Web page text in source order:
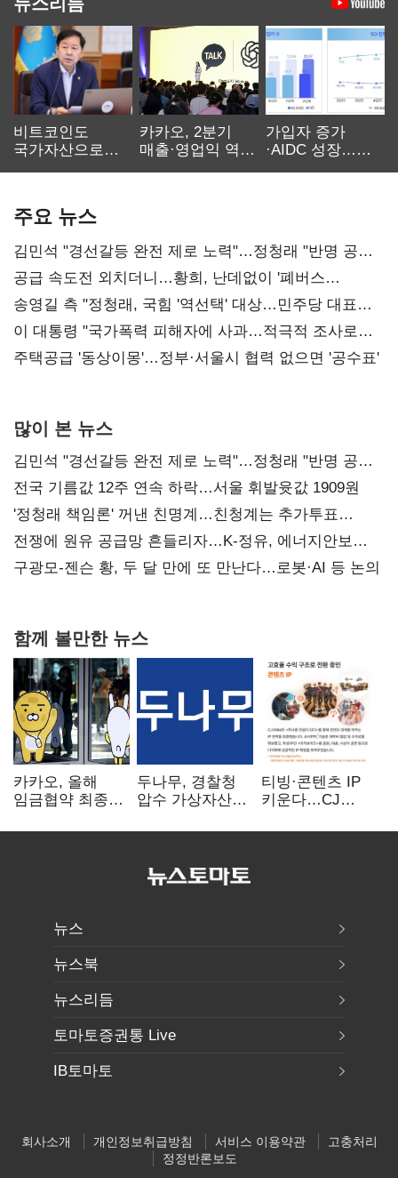
비트코인도
국가자산으로…'
카카오, 2분기
매출·영업익 역대
가입자 증가
·AIDC 성장…
주요 뉴스
김민석 "경선갈등 완전 제로 노력"…정청래 "반명 공세
사과부터"
공급 속도전 외치더니…황희, 난데없이 '폐버스
리모델링' 제안
송영길 측 "정청래, 국힘 '역선택' 대상…민주당 대표로
총선 지휘 못해"
이 대통령 "국가폭력 피해자에 사과…적극적 조사로
진실 밝혀야"
주택공급 '동상이몽'…정부·서울시 협력 없으면 '공수표'
많이 본 뉴스
김민석 "경선갈등 완전 제로 노력"…정청래 "반명 공세
사과부터"
전국 기름값 12주 연속 하락…서울 휘발윳값 1909원
'정청래 책임론' 꺼낸 친명계…친청계는 추가투표
때리기
전쟁에 원유 공급망 흔들리자…K-정유, 에너지안보
핵심으로 재부상
구광모-젠슨 황, 두 달 만에 또 만난다…로봇·AI 등 논의
함께 볼만한 뉴스
카카오, 올해
임금협약 최종
인상·격려금
두나무, 경찰청
압수 가상자산
커스터디 사업
티빙·콘텐츠 IP
키운다…CJ
글로벌 확장 가속
뉴스
뉴스북
뉴스리듬
토마토증권통 Live
IB토마토
회사소개 개인정보취급방침 서비스 이용약관
고충처리
정정반론보도